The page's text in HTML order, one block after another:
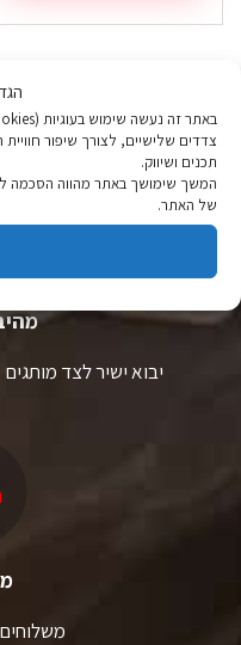
צדדים שלישיים, לצורך שיפור
תכנים ושיווק.
המשך שימושך באתר מהווה הסכמה
של האתר.
יבוא ישיר לצד